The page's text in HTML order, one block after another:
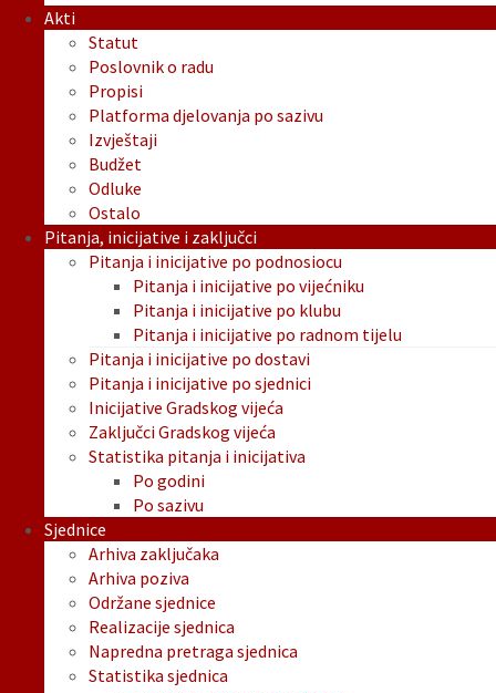
Akti
Statut
Poslovnik o radu
Propisi
Platforma djelovanja po sazivu
Izvještaji
Budžet
Odluke
Ostalo
Pitanja, inicijative i zaključci
Pitanja i inicijative po podnosiocu
Pitanja i inicijative po vijećniku
Pitanja i inicijative po klubu
Pitanja i inicijative po radnom tijelu
Pitanja i inicijative po dostavi
Pitanja i inicijative po sjednici
Inicijative Gradskog vijeća
Zaključci Gradskog vijeća
Statistika pitanja i inicijativa
Po godini
Po sazivu
Sjednice
Arhiva zaključaka
Arhiva poziva
Održane sjednice
Realizacije sjednica
Napredna pretraga sjednica
Statistika sjednica